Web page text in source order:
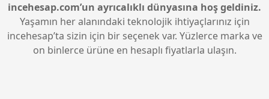
kesintisiz bir deneyim sağlar.
incehesap.com’un ayrıcalıklı dünyasına hoş geldiniz.
Yaşamın her alanındaki teknolojik ihtiyaçlarınız için
incehesap’ta sizin için bir seçenek var. Yüzlerce marka ve
on binlerce ürüne en hesaplı fiyatlarla ulaşın.